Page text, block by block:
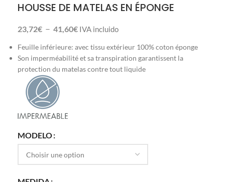
HOUSSE DE MATELAS EN ÉPONGE
23,72€ – 41,60€ IVA incluido
Feuille inférieure: avec tissu extérieur 100% coton éponge
Son imperméabilité et sa transpiration garantissent la
protection du matelas contre tout liquide
MODELO